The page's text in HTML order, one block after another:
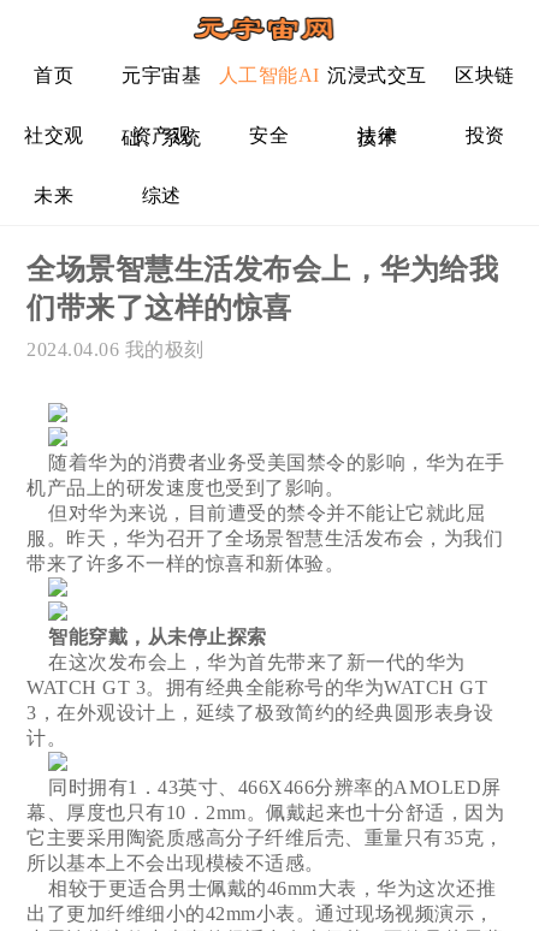
首页 元宇宙基
础、系统
人工智能AI 沉浸式交互
技术
区块链
社交观 资产观 安全 法律 投资
未来 综述
全场景智慧生活发布会上，华为给我
们带来了这样的惊喜
2024.04.06 我的极刻
随着华为的消费者业务受美国禁令的影响，华为在手
机产品上的研发速度也受到了影响。
但对华为来说，目前遭受的禁令并不能让它就此屈
服。昨天，华为召开了全场景智慧生活发布会，为我们
带来了许多不一样的惊喜和新体验。
智能穿戴，从未停止探索
在这次发布会上，华为首先带来了新一代的华为
WATCH GT 3。拥有经典全能称号的华为WATCH GT
3，在外观设计上，延续了极致简约的经典圆形表身设
计。
同时拥有1．43英寸、466X466分辨率的AMOLED屏
幕、厚度也只有10．2mm。佩戴起来也十分舒适，因为
它主要采用陶瓷质感高分子纤维后壳、重量只有35克，
所以基本上不会出现模棱不适感。
相较于更适合男士佩戴的46mm大表，华为这次还推
出了更加纤维细小的42mm小表。通过现场视频演示，